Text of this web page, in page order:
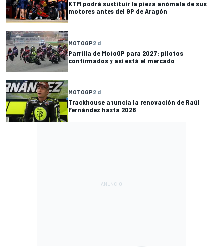
KTM podrá sustituir la pieza anómala de sus
motores antes del GP de Aragón
MOTOGP2 d
Parrilla de MotoGP para 2027: pilotos
confirmados y así está el mercado
MOTOGP2 d
Trackhouse anuncia la renovación de Raúl
Fernández hasta 2028